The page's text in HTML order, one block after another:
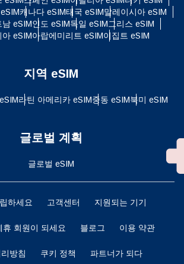
캐나다 eSIM태국 eSIM말레이시아 eSIM
남 eSIM인도 eSIM독일 eSIM그리스 eSIM
eSIM아랍에미리트 eSIM이집트 eSIM
지역 eSIM
라틴 아메리카 eSIM중동 eSIM북미 eSIM
글로벌 계획
글로벌 eSIM
하세요 고객센터 지원되는 기기
휴 회원이 되세요 블로그 이용 약관
방침 쿠키 정책 파트너가 되다